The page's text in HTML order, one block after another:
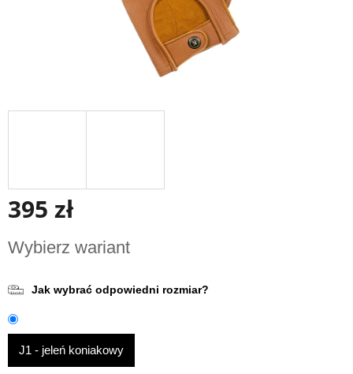
395 zł
jednostkowa:
Wybierz wariant
Jak wybrać odpowiedni rozmiar?
J1 - jeleń koniakowy